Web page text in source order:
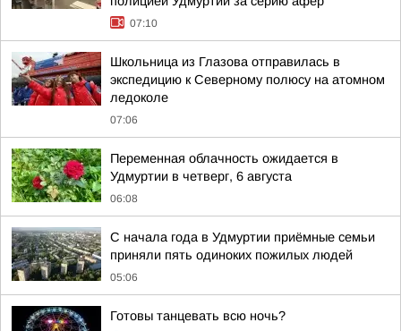
07:10
Школьница из Глазова отправилась в
экспедицию к Северному полюсу на атомном
ледоколе
07:06
Переменная облачность ожидается в
Удмуртии в четверг, 6 августа
06:08
С начала года в Удмуртии приёмные семьи
приняли пять одиноких пожилых людей
05:06
Готовы танцевать всю ночь?